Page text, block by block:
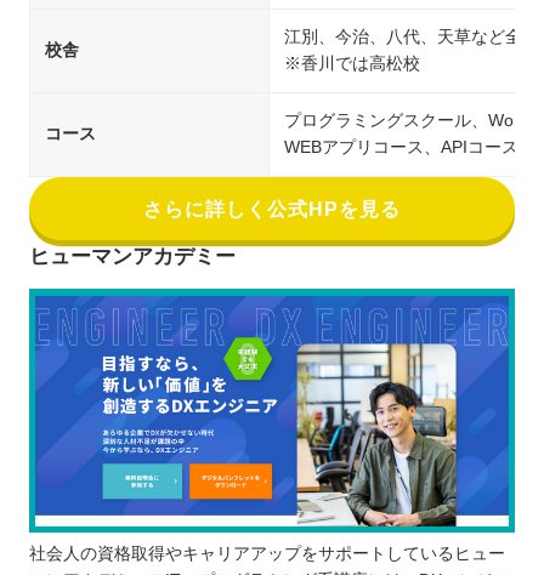
校舎
江別、今治、八代、天草など全国
※香川では高松校
コース
プログラミングスクール、
WEBアプリコース、APIコース
さらに詳しく公式HPを見る
ヒューマンアカデミー
社会人の資格取得やキャリアアップをサポートしているヒュー